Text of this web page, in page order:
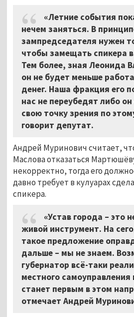
«Летние события
нечем заняться. В
зампредседателя нужен
чтобы замещать спикера
Тем более, зная Леонида
он не будет меньше
денег. Наша фракция его
нас не переубедят либо
свою точку зрения по
говорит депутат.
Андрей Муринович считает,
Маслова отказаться
некорректно, тогда его
давно требует в кулуарах
спикера.
«Устав города – это
живой инструмент. На
такое предложение
дальше – мы не знаем.
губернатор всё-таки
местного
станет первым в этом
отмечает Андрей